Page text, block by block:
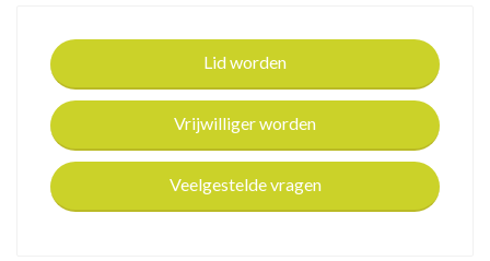
Lid worden
Vrijwilliger worden
Veelgestelde vragen